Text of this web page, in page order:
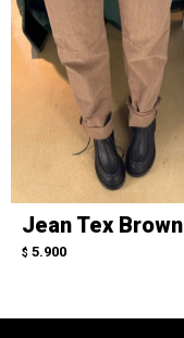
Jean Tex Brown
$ 5.900